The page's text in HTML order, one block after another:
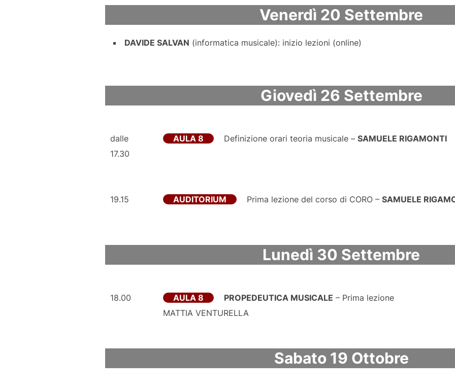
Venerdì 20 Settembre​
DAVIDE SALVAN (informatica musicale): inizio lezioni (online)
Giovedì 26 Settembre​
dalle
17.30
AULA 8 Definizione orari teoria musicale – SAMUELE RIGAMONTI
19.15 AUDITORIUM Prima lezione del corso di CORO – SAMUELE
Lunedì 30 Settembre​
18.00 AULA 8 PROPEDEUTICA MUSICALE – Prima lezione
MATTIA VENTURELLA
Sabato 19 Ottobre​